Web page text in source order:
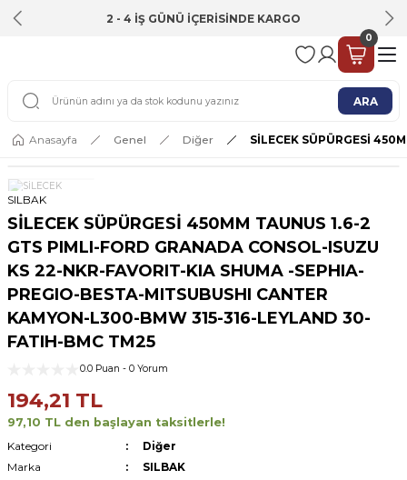
2 - 4 İŞ GÜNÜ İÇERİSİNDE KARGO
ARA
0
Anasayfa Genel Diğer SİLECEK SÜPÜRGESİ
SILBAK
SİLECEK SÜPÜRGESİ 450MM TAUNUS 1.6-2
GTS PIMLI-FORD GRANADA CONSOL-ISUZU
KS 22-NKR-FAVORIT-KIA SHUMA -SEPHIA-
PREGIO-BESTA-MITSUBUSHI CANTER
KAMYON-L300-BMW 315-316-LEYLAND 30-
FATIH-BMC TM25
0.0 Puan - 0 Yorum
194,21 TL
97,10 TL den başlayan taksitlerle!
Kategori
Diğer
Marka
SILBAK